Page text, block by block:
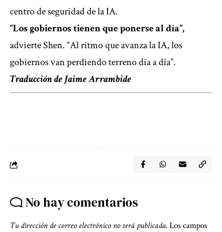
centro de seguridad de la IA.
“Los gobiernos tienen que ponerse al día”,
advierte Shen. “Al ritmo que avanza la IA, los
gobiernos van perdiendo terreno día a día”.
Traducción de Jaime Arrambide
No hay comentarios
Tu dirección de correo electrónico no será publicada. Los campos